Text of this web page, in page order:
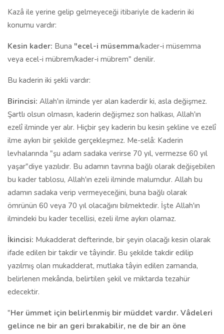
Kazâ ile yerine gelip gelmeyeceği itibariyle de kaderin iki
konumu vardır:
Kesin kader: Buna "ecel-i müsemma/kader-i müsemma
veya ecel-i mübrem/kader-i mübrem" denilir.
Bu kaderin iki şekli vardır:
Birincisi: Allah'ın ilminde yer alan kaderdir ki, asla değişmez.
Şartlı olsun olmasın, kaderin değişmez son halkası, Allah'ın
ezelî ilminde yer alır. Hiçbir şey kaderin bu kesin şekline ve ezelî
ilme aykırı bir şekilde gerçekleşmez. Me-selâ: Kaderin
levhalarında "şu adam sadaka verirse 70 yıl, vermezse 60 yıl
yaşar"diye yazılıdır. Bu adamın tavrına bağlı olarak değişebilen
bu kader tablosu, Allah'ın ezeli ilminde malumdur. Allah bu
adamın sadaka verip vermeyeceğini, buna bağlı olarak
ömrünün 60 veya 70 yıl olacağını bilmektedir. İşte Allah'ın
ilmindeki bu kader tecellisi, ezeli ilme aykırı olamaz.
İkincisi: Mukadderat defterinde, bir şeyin olacağı kesin olarak
ifade edilen bir takdir ve tâyindir. Bu şekilde takdir edilip
yazılmış olan mukadderat, mutlaka tâyin edilen zamanda,
belirlenen mekânda, belirtilen şekil ve miktarda tezahür
edecektir.
"Her ümmet için belirlenmiş bir müddet vardır. Vâdeleri
gelince ne bir an geri bırakabilir, ne de bir an öne